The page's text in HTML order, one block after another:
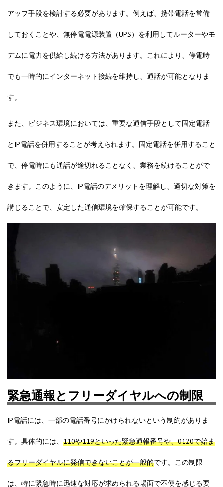
アップ手段を検討する必要があります。例えば、携帯電話を常備
しておくことや、無停電電源装置（UPS）を利用してルーターやモ
デムに電力を供給し続ける方法があります。これにより、停電時
でも一時的にインターネット接続を維持し、通話が可能となりま
す。
また、ビジネス環境においては、重要な通信手段として固定電話
とIP電話を併用することが考えられます。固定電話を併用すること
で、停電時にも通話が途切れることなく、業務を続けることがで
きます。このように、IP電話のデメリットを理解し、適切な対策を
講じることで、安定した通信環境を確保することが可能です。
緊急通報とフリーダイヤルへの制限
IP電話には、一部の電話番号にかけられないという制約がありま
す。具体的には、 110や119といった緊急通報番号や、0120で始ま
るフリーダイヤルに発信できないことが一般的です。この制限
は、特に緊急時に迅速な対応が求められる場面で不便を感じる要